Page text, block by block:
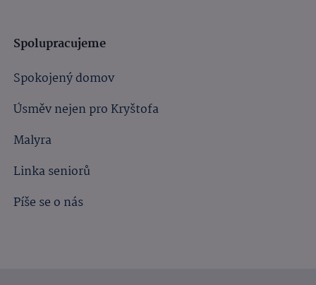
Spolupracujeme
Spokojený domov
Úsměv nejen pro Kryštofa
Malyra
Linka seniorů
Píše se o nás